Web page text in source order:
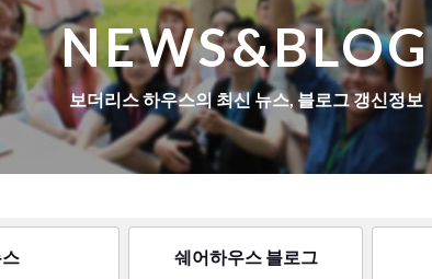
NEWS&BLOG
보더리스 하우스의 최신 뉴스, 블로그 갱신정보
쉐어하우스 블로그